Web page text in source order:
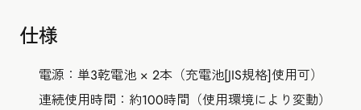
仕様
電源：単3乾電池 × 2本（充電池[JIS規格]使用可）
連続使用時間：約100時間（使用環境により変動）